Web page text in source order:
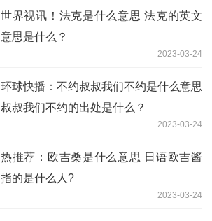
世界视讯！法克是什么意思 法克的英文
意思是什么？
2023-03-24
环球快播：不约叔叔我们不约是什么意思
叔叔我们不约的出处是什么？
2023-03-24
热推荐：欧吉桑是什么意思 日语欧吉酱
指的是什么人?
2023-03-24